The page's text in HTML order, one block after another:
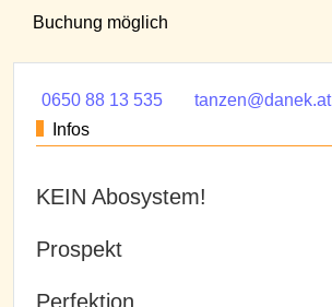
Buchung möglich
0650 88 13 535
tanzen@danek.at
Infos
KEIN Abosystem!
Prospekt
Perfektion